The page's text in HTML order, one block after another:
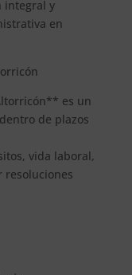
integral y
en
es un
de plazos
vida laboral,
resoluciones